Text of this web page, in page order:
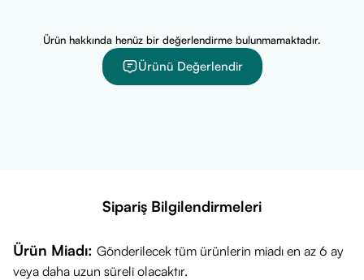
destek olur.
Göz çevresinde
ağırlık
Konforlu Kullanım:
potansiyel tahriş
arındırılmış
olması
göz çevresi bölgesinin
desteklenmiştir.
Ürün hakkında henüz bir değerlendirme bulunmamaktadır.
Ürünü Değerlendir
Sipariş Bilgilendirmeleri
Ürün Miadı: Gönderilecek tüm ürünlerin miadı en az 6 ay
veya daha uzun süreli olacaktır.